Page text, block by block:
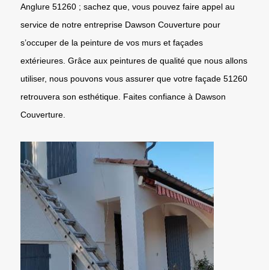
Anglure 51260 ; sachez que, vous pouvez faire appel au
service de notre entreprise Dawson Couverture pour
s’occuper de la peinture de vos murs et façades
extérieures. Grâce aux peintures de qualité que nous allons
utiliser, nous pouvons vous assurer que votre façade 51260
retrouvera son esthétique. Faites confiance à Dawson
Couverture.